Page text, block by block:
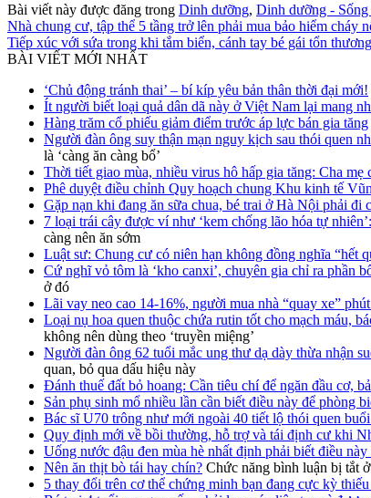
Bài viết này được đăng trong Dinh dưỡng, Dinh dưỡng - Sống
Nhà chung cư, tập thể 5 tầng trở lên phải mua bảo hiểm cháy
Tiếp xúc với sứa trong khi tắm biển, cánh tay bé gái tổn
BÀI VIẾT MỚI NHẤT
‘Chủ động tránh thai’ – bí kíp yêu bản thân thời đại mới!
Ít người biết loại quả dân dã này ở Việt Nam lại mang
Hàng trăm cổ phiếu giảm điểm trước áp lực bán gia tăng
Người đàn ông suy thận mạn nguy kịch sau thói quen
là ‘càng ăn càng bổ’
Thời tiết giao mùa, nhiều virus hô hấp gia tăng: Cha mẹ
Phê duyệt điều chỉnh Quy hoạch chung Khu kinh tế
Gặp nạn khi đang ăn sữa chua, bé trai ở Hà Nội phải đi
7 loại trái cây được ví như ‘kem chống lão hóa tự
càng nên ăn sớm
Luật sư: Chung cư có niên hạn không đồng nghĩa “hết
Cứ nghĩ vỏ tôm là ‘kho canxi’, chuyên gia chỉ ra phần
ở đó
Lãi vay neo cao 14-16%, người mua nhà “quay xe”
Loại nụ hoa quen thuộc chứa rutin tốt cho mạch máu,
không nên dùng theo ‘truyền miệng’
Người đàn ông 62 tuổi mắc ung thư dạ dày thừa nhận
quan, bỏ qua dấu hiệu này
Đánh thuế đất bỏ hoang: Cần tiêu chí để ngăn đầu cơ,
Sản phụ sinh mổ nhiều lần cần biết điều này để phòng
Bác sĩ U70 trông như mới ngoài 40 tiết lộ thói quen
Quy định mới về bồi thường, hỗ trợ và tái định cư khi
Uống nước đậu đen mùa hè nhất định phải biết điều
Nên ăn thịt bò tái hay chín? Chức năng bình luận bị tắt
5 thay đổi trên cơ thể chứng minh bạn đang cực kỳ